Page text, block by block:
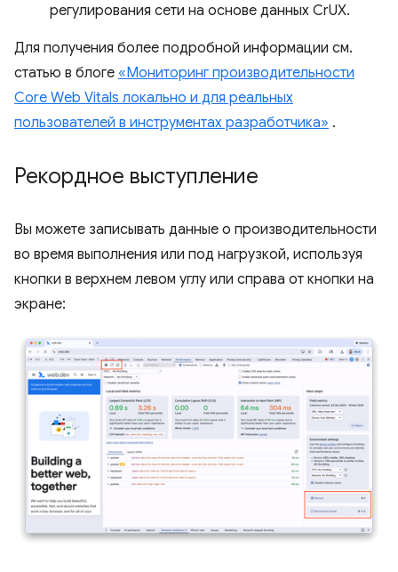
регулирования сети на основе данных CrUX.
Для получения более подробной информации см.
статью в блоге «Мониторинг производительности
Core Web Vitals локально и для реальных
пользователей в инструментах разработчика» .
Рекордное выступление
Вы можете записывать данные о производительности
во время выполнения или под нагрузкой, используя
кнопки в верхнем левом углу или справа от кнопки на
экране: